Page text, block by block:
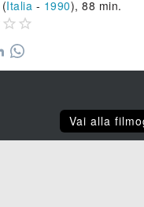
Italia - 1990), 88 min.
 
Vai alla